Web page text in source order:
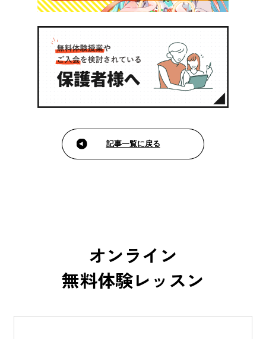
記事一覧に戻る
オンライン
無料体験レッスン